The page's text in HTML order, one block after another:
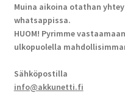
Muina aikoina otathan
whatsappissa.
HUOM! Pyrimme
ulkopuolella
Sähköpostilla
info@akkunetti.fi